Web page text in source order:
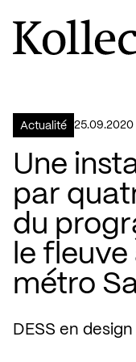
Aller à la page
Logo Kollectif
Actualité 25.09.2020
Une
par
du
le
métro
DESS en